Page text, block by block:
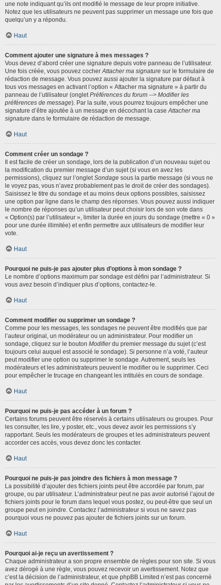
une note indiquant qu’ils ont modifié le message de leur propre initiative.
Notez que les utilisateurs ne peuvent pas supprimer un message une fois que
quelqu’un y a répondu.
Haut
Comment ajouter une signature à mes messages ?
Vous devez d’abord créer une signature depuis votre panneau de l’utilisateur.
Une fois créée, vous pouvez cocherAttacher ma signature sur le formulaire de
rédaction de message. Vous pouvez aussi ajouter la signature par défaut à
tous vos messages en activant l’option « Attacher ma signature » à partir du
panneau de l’utilisateur (ongletPréférences du forum --> Modifier les
préférences de message). Par la suite, vous pourrez toujours empêcher une
signature d’être ajoutée à un message en décochant la caseAttacher ma
signature dans le formulaire de rédaction de message.
Haut
Comment créer un sondage ?
Il est facile de créer un sondage, lors de la publication d’un nouveau sujet ou
la modification du premier message d’un sujet (si vous en avez les
permissions), cliquez sur l’ongletSondage sous la partie message (si vous ne
le voyez pas, vous n’avez probablement pas le droit de créer des sondages).
Saisissez le titre du sondage et au moins deux options possibles, saisissez
une option par ligne dans le champ des réponses. Vous pouvez aussi indiquer
le nombre de réponses qu’un utilisateur peut choisir lors de son vote dans
« Option(s) par l’utilisateur », limiter la durée en jours du sondage (mettre « 0 »
pour une durée illimitée) et enfin permettre aux utilisateurs de modifier leur
vote.
Haut
Pourquoi ne puis-je pas ajouter plus d’options à mon sondage ?
Le nombre d’options maximum par sondage est défini par l’administrateur. Si
vous avez besoin d’indiquer plus d’options, contactez-le.
Haut
Comment modifier ou supprimer un sondage ?
Comme pour les messages, les sondages ne peuvent être modifiés que par
l’auteur original, un modérateur ou un administrateur. Pour modifier un
sondage, cliquez sur le bouton Modifierdu premier message du sujet (c’est
toujours celui auquel est associé le sondage). Si personne n’a voté, l’auteur
peut modifier une option ou supprimer le sondage. Autrement, seuls les
modérateurs et les administrateurs peuvent le modifier ou le supprimer. Ceci
pour empêcher le trucage en changeant les intitulés en cours de sondage.
Haut
Pourquoi ne puis-je pas accéder à un forum ?
Certains forums peuvent être réservés à certains utilisateurs ou groupes. Pour
les consulter, les lire, y poster, etc., vous devez avoir les permissions s’y
rapportant. Seuls les modérateurs de groupes et les administrateurs peuvent
accorder ces accès, vous devez donc les contacter.
Haut
Pourquoi ne puis-je pas joindre des fichiers à mon message ?
La possibilité d’ajouter des fichiers joints peut être accordée par forum, par
groupe, ou par utilisateur. L’administrateur peut ne pas avoir autorisé l’ajout de
fichiers joints pour le forum dans lequel vous postez, ou peut-être que seul un
groupe peut en joindre. Contactez l’administrateur si vous ne savez pas
pourquoi vous ne pouvez pas ajouter de fichiers joints sur un forum.
Haut
Pourquoi ai-je reçu un avertissement ?
Chaque administrateur a son propre ensemble de règles pour son site. Si vous
avez dérogé à une règle, vous pouvez recevoir un avertissement. Notez que
c’est la décision de l’administrateur, et que phpBB Limited n’est pas concerné